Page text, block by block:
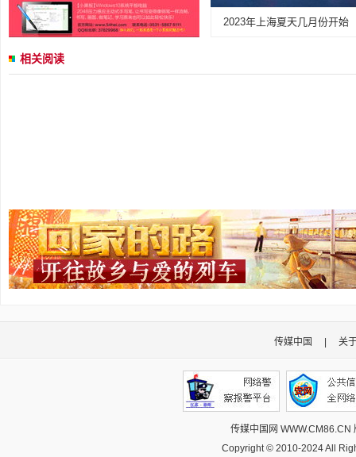
2023年上海夏天几月份开始
相关阅读
传媒中国 关
传媒中国网
Copyright © 2010-2024 All